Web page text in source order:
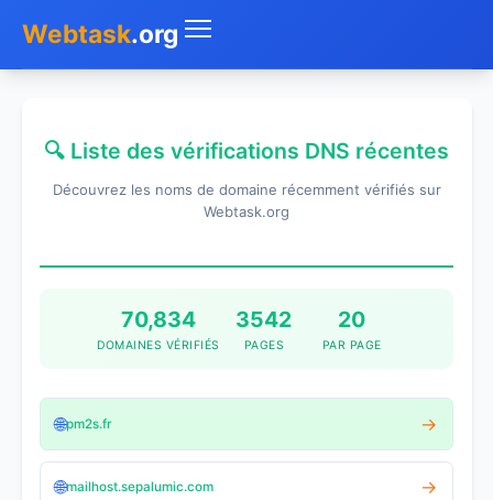
Webtask.org
Whois
SMS Gratuit
🔍 Liste des vérifications DNS récentes
Découvrez les noms de domaine récemment vérifiés sur
Webtask.org
70,834
DOMAINES VÉRIFIÉS
3542
PAGES
20
PAR PAGE
🌐pm2s.fr →
🌐mailhost.sepalumic.com →